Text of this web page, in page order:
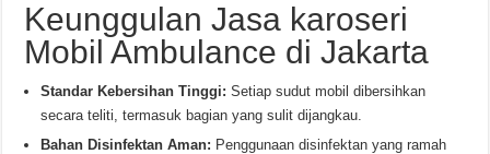
Keunggulan Jasa karoseri
Mobil Ambulance di Jakarta
Standar Kebersihan Tinggi: Setiap sudut mobil dibersihkan
secara teliti, termasuk bagian yang sulit dijangkau.
Bahan Disinfektan Aman: Penggunaan disinfektan yang ramah